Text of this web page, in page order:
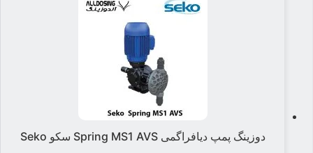
دوزینگ پمپ دیافراگمی Spring MS1 AVS سکو Seko